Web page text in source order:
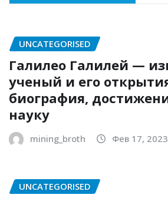
UNCATEGORISED
Галилео Галилей —
ученый и его
биография,
науку
mining_broth Фев 17, 2023
UNCATEGORISED